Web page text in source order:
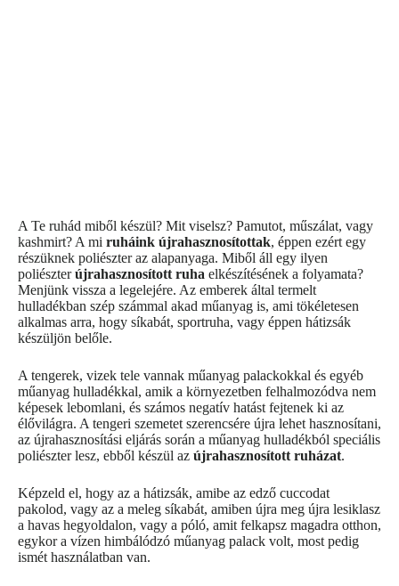
A Te ruhád miből készül? Mit viselsz? Pamutot, műszálat, vagy
kashmirt? A mi ruháink újrahasznosítottak, éppen ezért egy
részüknek poliészter az alapanyaga. Miből áll egy ilyen
poliészterújrahasznosított ruha elkészítésének a folyamata?
Menjünk vissza a legelejére. Az emberek által termelt
hulladékban szép számmal akad műanyag is, ami tökéletesen
alkalmas arra, hogy síkabát, sportruha, vagy éppen hátizsák
készüljön belőle.
A tengerek, vizek tele vannak műanyag palackokkal és egyéb
műanyag hulladékkal, amik a környezetben felhalmozódva nem
képesek lebomlani, és számos negatív hatást fejtenek ki az
élővilágra. A tengeri szemetet szerencsére újra lehet hasznosítani,
az újrahasznosítási eljárás során a műanyag hulladékból speciális
poliészter lesz, ebből készül az újrahasznosított ruházat.
Képzeld el, hogy az a hátizsák, amibe az edző cuccodat
pakolod, vagy az a meleg síkabát, amiben újra meg újra lesiklasz
a havas hegyoldalon, vagy a póló, amit felkapsz magadra otthon,
egykor a vízen himbálódzó műanyag palack volt, most pedig
ismét használatban van.